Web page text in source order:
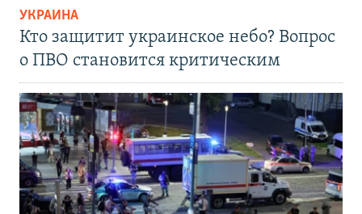
УКРАИНА
Кто защитит украинское небо? Вопрос
о ПВО становится критическим